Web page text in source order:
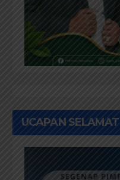
UCAPAN